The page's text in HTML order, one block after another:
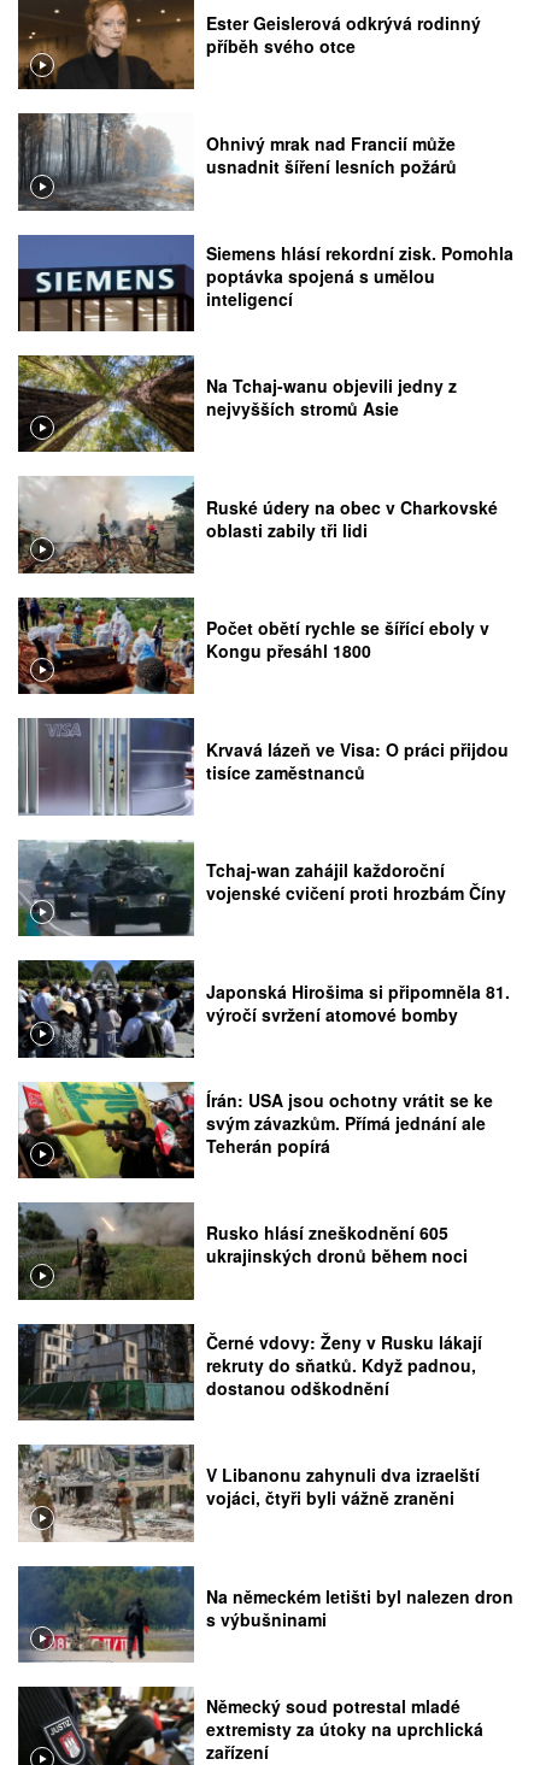
Ester Geislerová odkrývá rodinný
příběh svého otce
Ohnivý mrak nad Francií může
usnadnit šíření lesních požárů
Siemens hlásí rekordní zisk. Pomohla
poptávka spojená s umělou
inteligencí
Na Tchaj-wanu objevili jedny z
nejvyšších stromů Asie
Ruské údery na obec v Charkovské
oblasti zabily tři lidi
Počet obětí rychle se šířící eboly v
Kongu přesáhl 1800
Krvavá lázeň ve Visa: O práci přijdou
tisíce zaměstnanců
Tchaj-wan zahájil každoroční
vojenské cvičení proti hrozbám Číny
Japonská Hirošima si připomněla 81.
výročí svržení atomové bomby
Írán: USA jsou ochotny vrátit se ke
svým závazkům. Přímá jednání ale
Teherán popírá
Rusko hlásí zneškodnění 605
ukrajinských dronů během noci
Černé vdovy: Ženy v Rusku lákají
rekruty do sňatků. Když padnou,
dostanou odškodnění
V Libanonu zahynuli dva izraelští
vojáci, čtyři byli vážně zraněni
Na německém letišti byl nalezen dron
s výbušninami
Německý soud potrestal mladé
extremisty za útoky na uprchlická
zařízení